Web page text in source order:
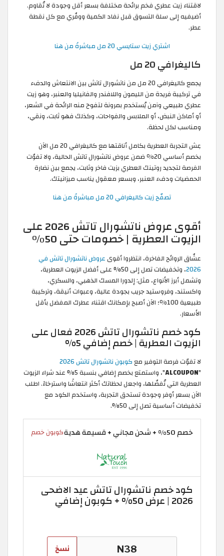
لاقتناء زيت عطري فخم برائحة مختلفة بسعر أقل وجودة لا تُقاوم.
أضيفيه إلى سلة التسوق قبل نفاد الكمية ووفّري مع كل نقطة
عطر.
اشتري زيت ستايسي 20 مل مباشرةً من هنا
كاليغرافي 20 مل
يجمع كاليغرافي 20 مل من ناتشورال تاتش بين الانتعاش والدفء
في تركيبة فريدة من الليمون واللافندر والفانيليا والعنبر، وهو زيت
عطري طبيعي وآمن يُستخدم بمرونة لتفوح منه الرائحة في الشعر،
أو أماكن النبض، أو الملابس والفواحات، وكذلك فهو ثابت، ونقي،
ومناسب لكل لحظة.
عِش التجربة العطرية بكامل أناقتها مع كاليغرافي 20 مل الآن
بخصم أساسي 20٪ ضمن عروض ناتشورال تاتش الحالية، ولا تفوّت
الفرصة لتجديد روتينك العطري بزيت فاخر وثابت، يجمع بين نضارة
الحمضيات ودفء العنبر، وبسعر معقول يناسب ميزانيتك.
تصفّح زيت كاليغرافي 20 مل مباشرةً من هنا
أقوى عروض ناتشورال تاتش 2026 على
الزيوت العطرية | خصومات حتى 50%
عشّاق الروائح الفاخرة، انتظروا أقوى عروض ناتشورال تاتش في
2026
، وتخفيضات تصل إلى 50% على أفضل الزيوت العطرية،
وتشمل أبرز الأنواع، مثل: إلدورا المسك الذهبي، والسكري،
واكستند، وفروستيد جريب بجودة عالية، وعبوات أنيقة، وتركيبة
طبيعية 100٪؛ الآن أصبح بإمكانك اقتناء عطرك المفضل بأقل
الأسعار.
كود خصم ناتشورال تاتش 2026 فعال على
الزيوت العطرية | خصم إضافي 5%
لا تفوّت فرصة التوفير مع كوبون ناتشورال تاتش 2026
"
ALCOUPON
"، واستمتع بخصم إضافي بنسبة 5% عند شراء الزيوت
العطرية التي تُفضّلها، واجعل لحظاتك أكثر انتعاشًا واسترخاءً. اطلب
الآن بسعر أوفر وجودة تستحق التجربة، واستخدم الكود مع
تخفيضات أساسية تصل إلى 50%.
خصم 50% + شحن مجاني + قسيمة هدية كوبون خصم
كود خصم ناتشورال تاتش عيد الاضحى
2026 | عرض 50% + كوبون إضافي
نسخ